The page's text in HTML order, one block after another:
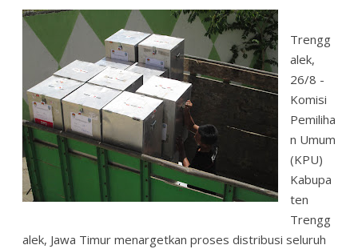
Trengg
alek,
26/8 -
Komisi
Pemiliha
n Umum
(KPU)
Kabupa
ten
Trengg
alek, Jawa Timur menargetkan proses distribusi seluruh